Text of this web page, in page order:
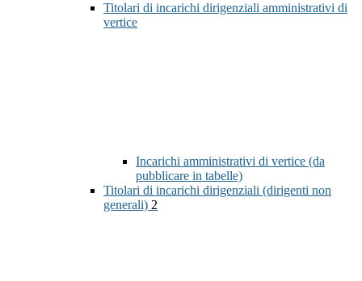
Titolari di incarichi dirigenziali amministrativi di
vertice
Incarichi amministrativi di vertice (da
pubblicare in tabelle)
Titolari di incarichi dirigenziali (dirigenti non
generali) 2